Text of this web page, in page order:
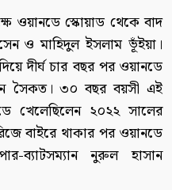
ওয়ানডে স্কোয়াড থেকে বাদ
ও মাহিদুল ইসলাম ভূঁইয়া।
দীর্ঘ চার বছর পর ওয়ানডে
সৈকত। ৩০ বছর বয়সী এই
খেলেছিলেন ২০২২ সালের
বাইরে থাকার পর ওয়ানডে
ব্যাটসম্যান নুরুল হাসান